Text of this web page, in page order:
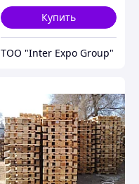
Купить
ТОО "Inter Expo Group"